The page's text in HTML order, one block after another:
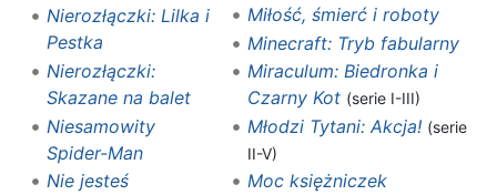
Nierozłączki: Lilka i
Pestka
Nierozłączki:
Skazane na balet
Niesamowity
Spider-Man
Nie jesteś
Miłość, śmierć i roboty
Minecraft: Tryb fabularny
Miraculum: Biedronka i
Czarny Kot (serie I-III)
Młodzi Tytani: Akcja! (serie
II-V)
Moc księżniczek